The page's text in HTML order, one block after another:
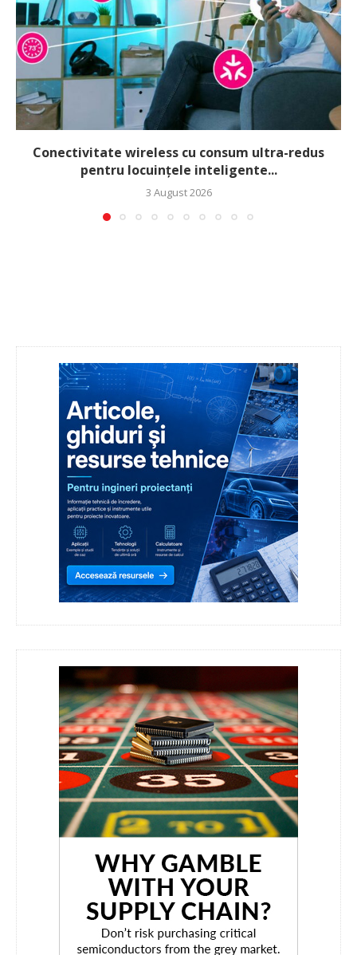
Conectivitate wireless cu consum ultra-redus
pentru locuințele inteligente...
3 August 2026